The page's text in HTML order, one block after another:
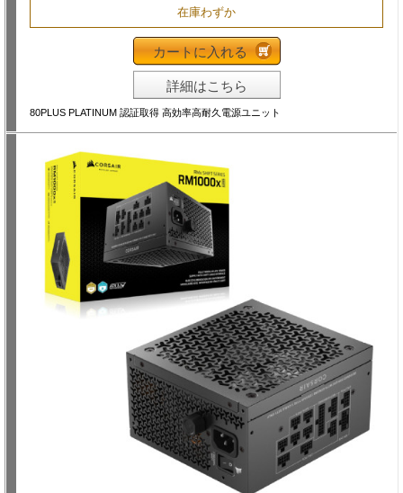
在庫わずか
カートに入れる
詳細はこちら
80PLUS PLATINUM 認証取得 高効率高耐久電源ユニット